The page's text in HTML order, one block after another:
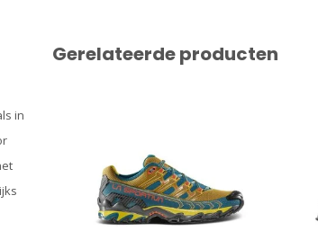
in
Gerelateerde producten